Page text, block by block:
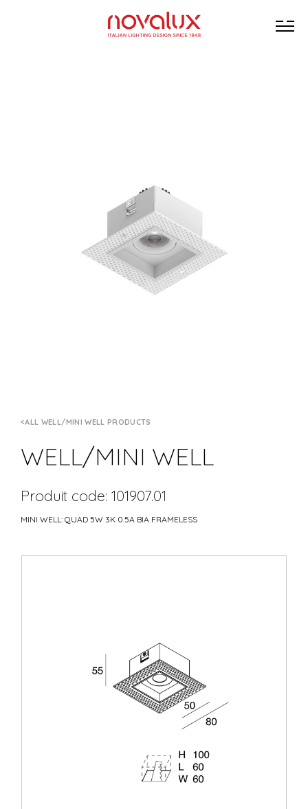
ALL WELL/MINI WELL PRODUCTS
WELL/MINI WELL
Produit code: 101907.01
MINI WELL: QUAD 5W 3K 0.5A BIA FRAMELESS